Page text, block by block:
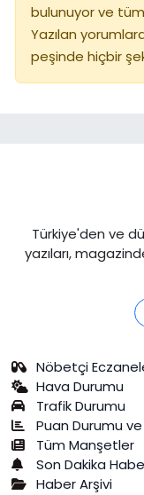
bulunuyor ve
Yazılan
peşinde hiçbir
Türkiye'den ve
yazıları,
Nöbetçi
Hava Durumu
Trafik Durumu
Puan Durumu
Tüm Manşetler
Son Dakika
Haber Arşivi